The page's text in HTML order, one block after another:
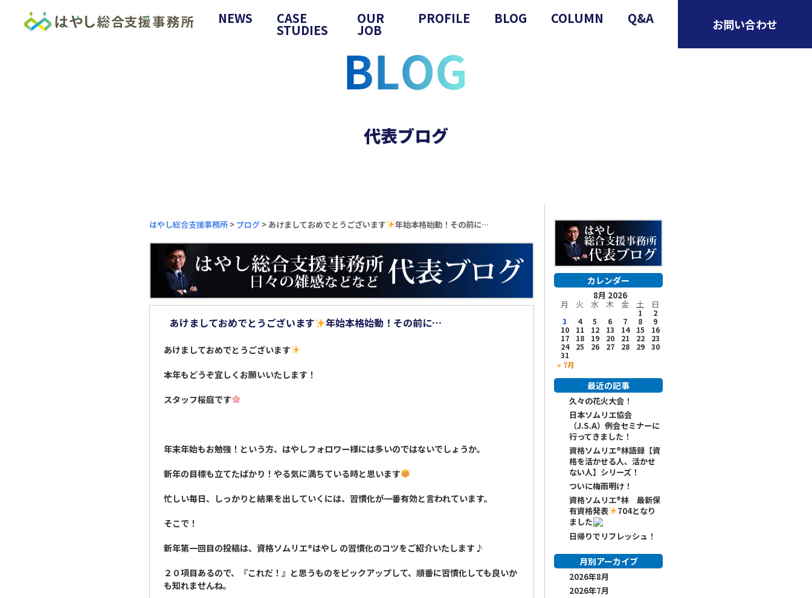
NEWS CASE
STUDIES
OUR
JOB
PROFILE BLOG COLUMN Q&A お問い合わせ
代表ブログ
はやし総合支援事務所> ブログ > あけましておめでとうございます 年始本格始動！その前に…
あけましておめでとうございます 年始本格始動！その前に…
あけましておめでとうございます
本年もどうぞ宜しくお願いいたします！
スタッフ桜庭です
年末年始もお勉強！という方、はやしフォロワー様には多いのではないでしょうか。
新年の目標も立てたばかり！やる気に満ちている時と思います
忙しい毎日、しっかりと結果を出していくには、習慣化が一番有効と言われています。
そこで！
新年第一回目の投稿は、資格ソムリエ®︎はやし の習慣化のコツをご紹介いたします♪
２０項目あるので、『これだ！』と思うものをピックアップして、順番に習慣化しても良いか
も知れませんね。
カレンダー
8月 2026
月 火 水 木 金 土 日
« 7月
1
2
3
4 5 6 7 8
9
10
11 12 13 14 15
16
17
18 19 20 21 22
23
24
25 26 27 28 29
30
31
最近の記事
久々の花火大会！
日本ソムリエ協会
（J.S.A）例会セミナーに
行ってきました！
資格ソムリエ®️林語録【資
格を活かせる人、活かせ
ない人】シリーズ！
ついに梅雨明け！
資格ソムリエ®️林 最新保
有資格発表
704となり
ました
日帰りでリフレッシュ！
月別アーカイブ
2026年8月
2026年7月